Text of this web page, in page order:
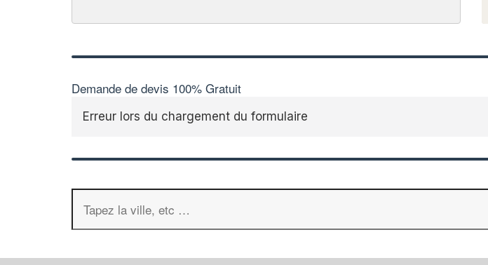
Demande de devis 100% Gratuit
Erreur lors du chargement du formulaire